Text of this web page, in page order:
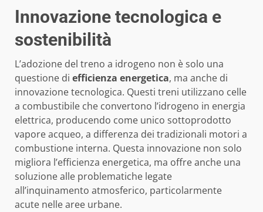
Innovazione tecnologica e
sostenibilità
L’adozione del treno a idrogeno non è solo una
questione di efficienza energetica, ma anche di
innovazione tecnologica. Questi treni utilizzano celle
a combustibile che convertono l’idrogeno in energia
elettrica, producendo come unico sottoprodotto
vapore acqueo, a differenza dei tradizionali motori a
combustione interna. Questa innovazione non solo
migliora l’efficienza energetica, ma offre anche una
soluzione alle problematiche legate
all’inquinamento atmosferico, particolarmente
acute nelle aree urbane.